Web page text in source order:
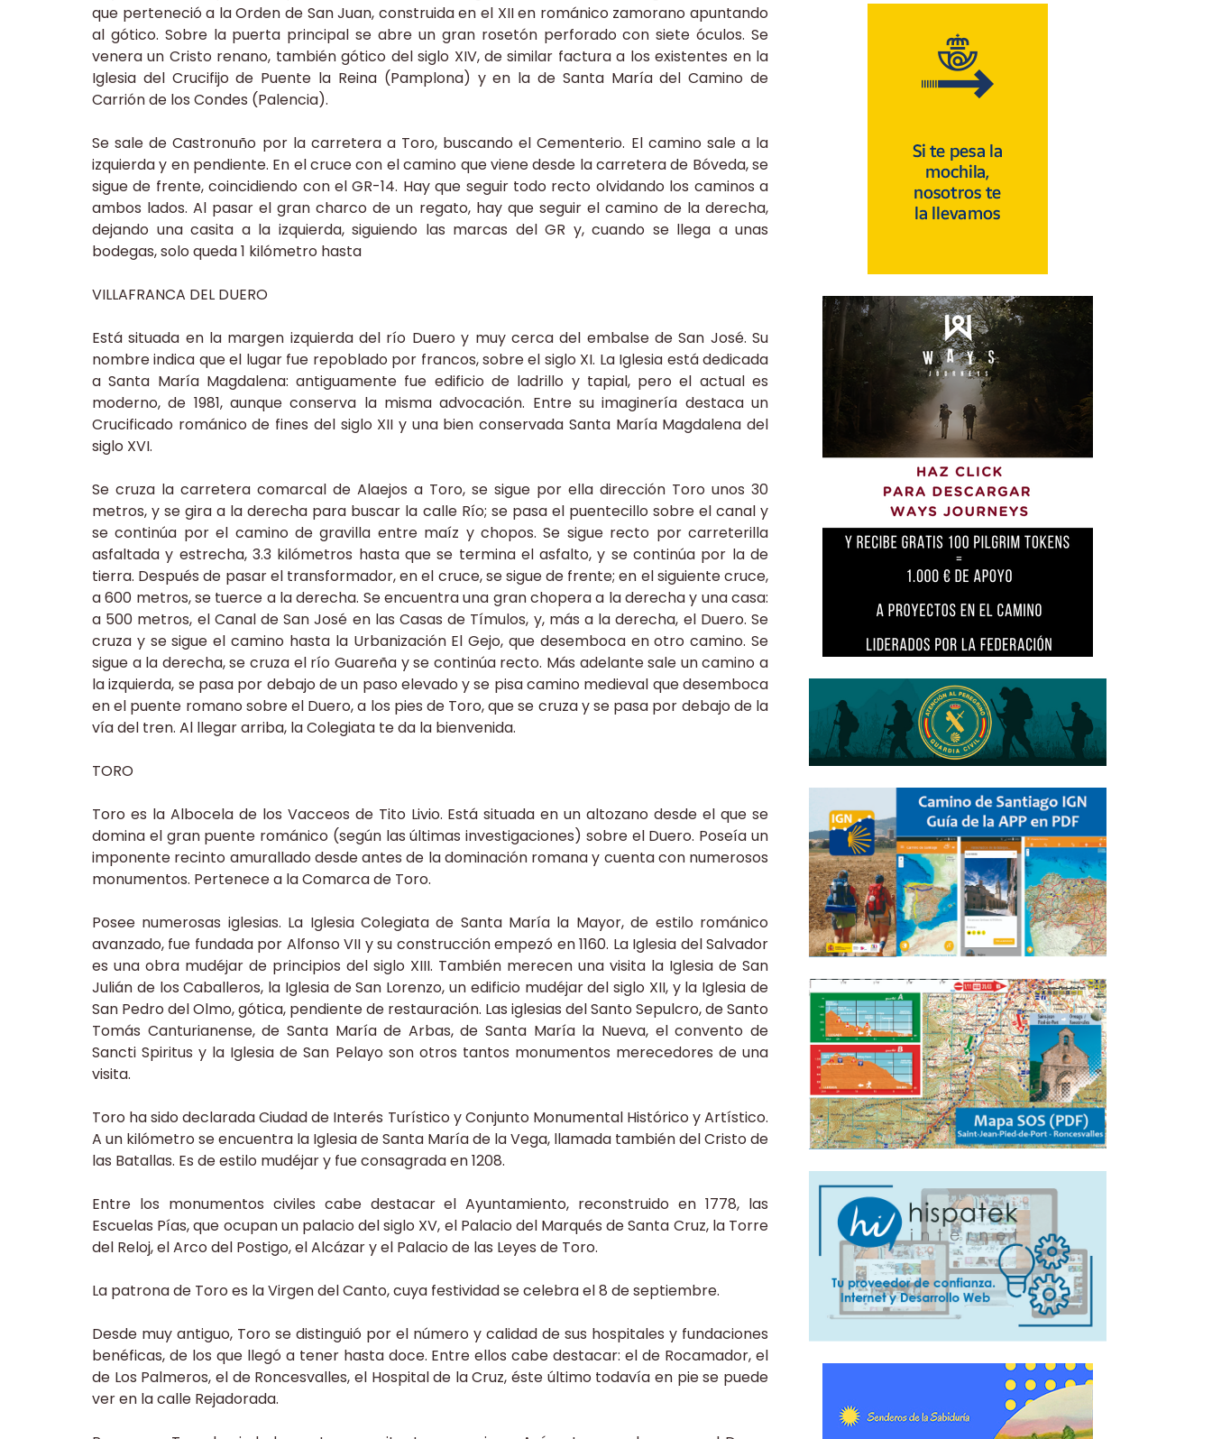
que perteneció a la Orden de San Juan, construida en el XII en románico zamorano apuntando
al gótico. Sobre la puerta principal se abre un gran rosetón perforado con siete óculos. Se
venera un Cristo renano, también gótico del siglo XIV, de similar factura a los existentes en la
Iglesia del Crucifijo de Puente la Reina (Pamplona) y en la de Santa María del Camino de
Carrión de los Condes (Palencia).
Se sale de Castronuño por la carretera a Toro, buscando el Cementerio. El camino sale a la
izquierda y en pendiente. En el cruce con el camino que viene desde la carretera de Bóveda, se
sigue de frente, coincidiendo con el GR-14. Hay que seguir todo recto olvidando los caminos a
ambos lados. Al pasar el gran charco de un regato, hay que seguir el camino de la derecha,
dejando una casita a la izquierda, siguiendo las marcas del GR y, cuando se llega a unas
bodegas, solo queda 1 kilómetro hasta
VILLAFRANCA DEL DUERO
Está situada en la margen izquierda del río Duero y muy cerca del embalse de San José. Su
nombre indica que el lugar fue repoblado por francos, sobre el siglo XI. La Iglesia está dedicada
a Santa María Magdalena: antiguamente fue edificio de ladrillo y tapial, pero el actual es
moderno, de 1981, aunque conserva la misma advocación. Entre su imaginería destaca un
Crucificado románico de fines del siglo XII y una bien conservada Santa María Magdalena del
siglo XVI.
Se cruza la carretera comarcal de Alaejos a Toro, se sigue por ella dirección Toro unos 30
metros, y se gira a la derecha para buscar la calle Río; se pasa el puentecillo sobre el canal y
se continúa por el camino de gravilla entre maíz y chopos. Se sigue recto por carreterilla
asfaltada y estrecha, 3.3 kilómetros hasta que se termina el asfalto, y se continúa por la de
tierra. Después de pasar el transformador, en el cruce, se sigue de frente; en el siguiente cruce,
a 600 metros, se tuerce a la derecha. Se encuentra una gran chopera a la derecha y una casa:
a 500 metros, el Canal de San José en las Casas de Tímulos, y, más a la derecha, el Duero. Se
cruza y se sigue el camino hasta la Urbanización El Gejo, que desemboca en otro camino. Se
sigue a la derecha, se cruza el río Guareña y se continúa recto. Más adelante sale un camino a
la izquierda, se pasa por debajo de un paso elevado y se pisa camino medieval que desemboca
en el puente romano sobre el Duero, a los pies de Toro, que se cruza y se pasa por debajo de la
vía del tren. Al llegar arriba, la Colegiata te da la bienvenida.
TORO
Toro es la Albocela de los Vacceos de Tito Livio. Está situada en un altozano desde el que se
domina el gran puente románico (según las últimas investigaciones) sobre el Duero. Poseía un
imponente recinto amurallado desde antes de la dominación romana y cuenta con numerosos
monumentos. Pertenece a la Comarca de Toro.
Posee numerosas iglesias. La Iglesia Colegiata de Santa María la Mayor, de estilo románico
avanzado, fue fundada por Alfonso VII y su construcción empezó en 1160. La Iglesia del Salvador
es una obra mudéjar de principios del siglo XIII. También merecen una visita la Iglesia de San
Julián de los Caballeros, la Iglesia de San Lorenzo, un edificio mudéjar del siglo XII, y la Iglesia de
San Pedro del Olmo, gótica, pendiente de restauración. Las iglesias del Santo Sepulcro, de Santo
Tomás Canturianense, de Santa María de Arbas, de Santa María la Nueva, el convento de
Sancti Spiritus y la Iglesia de San Pelayo son otros tantos monumentos merecedores de una
visita.
Toro ha sido declarada Ciudad de Interés Turístico y Conjunto Monumental Histórico y Artístico.
A un kilómetro se encuentra la Iglesia de Santa María de la Vega, llamada también del Cristo de
las Batallas. Es de estilo mudéjar y fue consagrada en 1208.
Entre los monumentos civiles cabe destacar el Ayuntamiento, reconstruido en 1778, las
Escuelas Pías, que ocupan un palacio del siglo XV, el Palacio del Marqués de Santa Cruz, la Torre
del Reloj, el Arco del Postigo, el Alcázar y el Palacio de las Leyes de Toro.
La patrona de Toro es la Virgen del Canto, cuya festividad se celebra el 8 de septiembre.
Desde muy antiguo, Toro se distinguió por el número y calidad de sus hospitales y fundaciones
benéficas, de los que llegó a tener hasta doce. Entre ellos cabe destacar: el de Rocamador, el
de Los Palmeros, el de Roncesvalles, el Hospital de la Cruz, éste último todavía en pie se puede
ver en la calle Rejadorada.